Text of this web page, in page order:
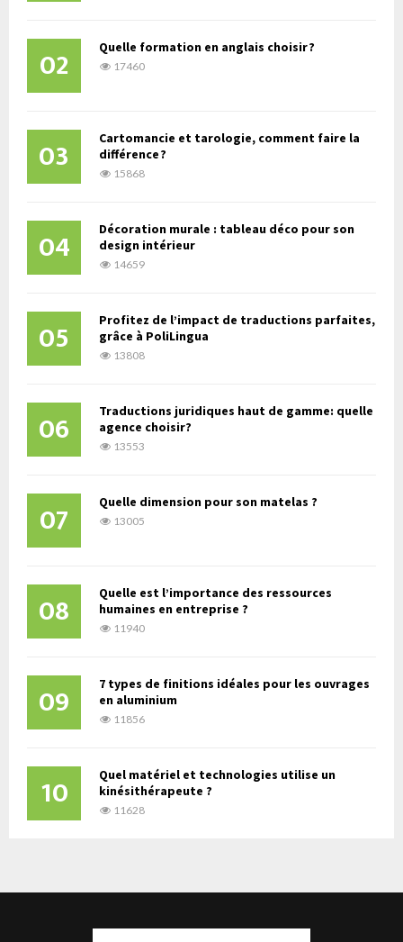
02 Quelle formation en anglais choisir ?
17460
03
Cartomancie et tarologie, comment faire la
différence ?
15868
04
Décoration murale : tableau déco pour son
design intérieur
14659
05
Profitez de l’impact de traductions parfaites,
grâce à PoliLingua
13808
06
Traductions juridiques haut de gamme: quelle
agence choisir?
13553
07 Quelle dimension pour son matelas ?
13005
08
Quelle est l’importance des ressources
humaines en entreprise ?
11940
09
7 types de finitions idéales pour les ouvrages
en aluminium
11856
10
Quel matériel et technologies utilise un
kinésithérapeute ?
11628